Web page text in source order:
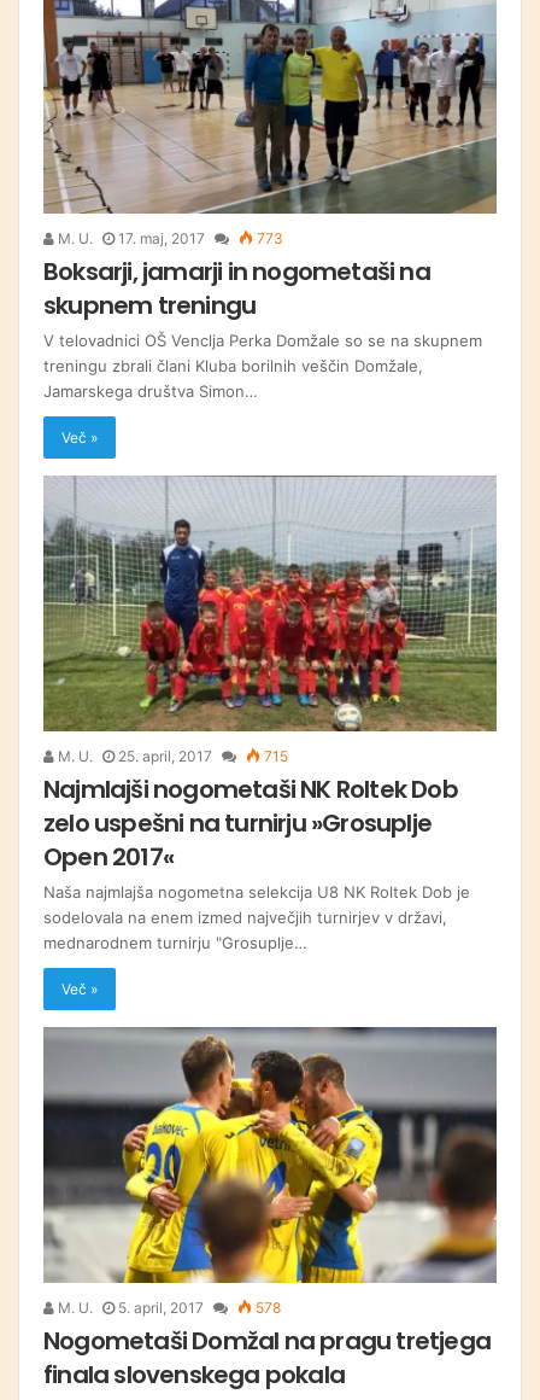
M. U. 17. maj, 2017 773
Boksarji, jamarji in nogometaši na
skupnem treningu
V telovadnici OŠ Venclja Perka Domžale so se na skupnem
treningu zbrali člani Kluba borilnih veščin Domžale,
Jamarskega društva Simon…
Več »
M. U. 25. april, 2017 715
Najmlajši nogometaši NK Roltek Dob
zelo uspešni na turnirju »Grosuplje
Open 2017«
Naša najmlajša nogometna selekcija U8 NK Roltek Dob je
sodelovala na enem izmed največjih turnirjev v državi,
mednarodnem turnirju "Grosuplje…
Več »
M. U. 5. april, 2017 578
Nogometaši Domžal na pragu tretjega
finala slovenskega pokala